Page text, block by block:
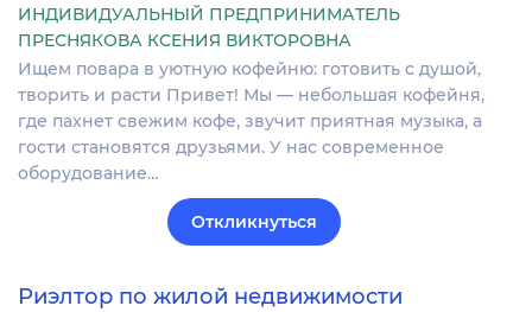
ИНДИВИДУАЛЬНЫЙ ПРЕДПРИНИМАТЕЛЬ
ПРЕСНЯКОВА КСЕНИЯ ВИКТОРОВНА
Ищем повара в уютную кофейню: готовить с душой,
творить и расти Привет! Мы — небольшая кофейня,
где пахнет свежим кофе, звучит приятная музыка, а
гости становятся друзьями. У нас современное
оборудование…
Откликнуться
Риэлтор по жилой недвижимости